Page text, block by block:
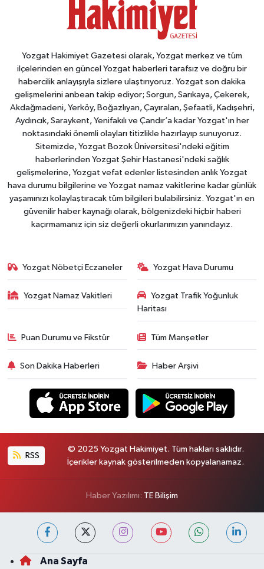
Yozgat Hakimiyet Gazetesi olarak, Yozgat merkez ve tüm
ilçelerinden en güncel Yozgat haberleri tarafsız ve doğru bir
habercilik anlayışıyla sizlere ulaştırıyoruz. Yozgat son dakika
gelişmelerini anbean takip ediyor; Sorgun, Sarıkaya, Çekerek,
Akdağmadeni, Yerköy, Boğazlıyan, Çayıralan, Şefaatli, Kadışehri,
Aydıncık, Saraykent, Yenifakılı ve Çandır’a kadar Yozgat'ın her
noktasındaki önemli olayları titizlikle hazırlayıp sunuyoruz.
Sitemizde, Yozgat Bozok Üniversitesi'ndeki eğitim
haberlerinden Yozgat Şehir Hastanesi'ndeki sağlık
gelişmelerine, Yozgat vefat edenler listesinden anlık Yozgat
hava durumu bilgilerine ve Yozgat namaz vakitlerine kadar günlük
yaşamınızı kolaylaştıracak tüm bilgileri bulabilirsiniz. Yozgat'ın en
güvenilir haber kaynağı olarak, bölgenizdeki hiçbir haberi
kaçırmamanız için siz değerli okurlarımızın yanındayız.
Yozgat Nöbetçi Eczaneler Yozgat Hava Durumu
Yozgat Namaz Vakitleri
Yozgat Trafik Yoğunluk
Haritası
Puan Durumu ve Fikstür Tüm Manşetler
Son Dakika Haberleri Haber Arşivi
RSS
© 2025 Yozgat Hakimiyet. Tüm hakları saklıdır.
İçerikler kaynak gösterilmeden kopyalanamaz.
Haber Yazılımı: TE Bilişim
Ana Sayfa